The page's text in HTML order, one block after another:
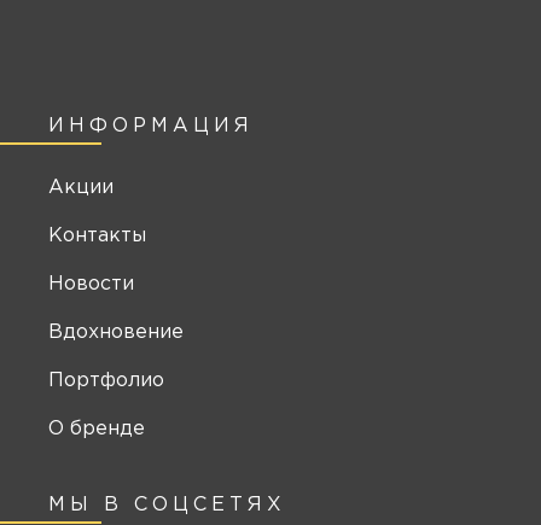
ИНФОРМАЦИЯ
Акции
Контакты
Новости
Вдохновение
Портфолио
О бренде
МЫ В СОЦСЕТЯХ